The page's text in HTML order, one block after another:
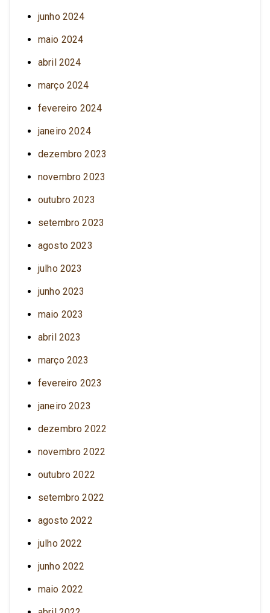
junho 2024
maio 2024
abril 2024
março 2024
fevereiro 2024
janeiro 2024
dezembro 2023
novembro 2023
outubro 2023
setembro 2023
agosto 2023
julho 2023
junho 2023
maio 2023
abril 2023
março 2023
fevereiro 2023
janeiro 2023
dezembro 2022
novembro 2022
outubro 2022
setembro 2022
agosto 2022
julho 2022
junho 2022
maio 2022